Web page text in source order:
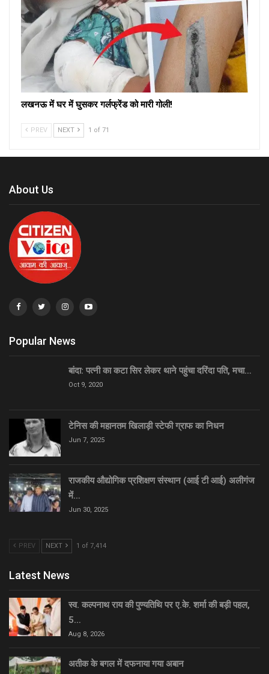
लखनऊ में घर में घुसकर गर्लफ्रेंड को मारी गोली!
PREV NEXT 1 of 71
About Us
Popular News
बांदा: पत्नी का कटा सिर लेकर थाने पहुंचा दरिंदा पति, मचा…
Oct 9, 2020
टेनिस की महानतम खिलाड़ी स्टेफी ग्राफ का निधन
Jun 7, 2025
राजकीय औद्योगिक प्रशिक्षण संस्थान (आई टी आई) अलीगंज
में…
Jun 30, 2025
PREV NEXT 1 of 7,414
Latest News
स्व. कल्पनाथ राय की पुण्यतिथि पर ए.के. शर्मा की बड़ी पहल,
5…
Aug 8, 2026
अतीक के बगल में दफनाया गया अबान